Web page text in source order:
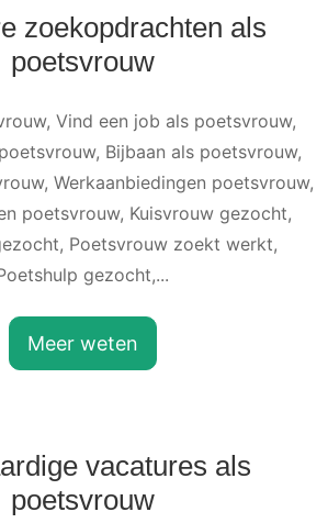
zoekopdrachten als
poetsvrouw
Vind een job als poetsvrouw,
Bijbaan als poetsvrouw,
Werkaanbiedingen poetsvrouw,
poetsvrouw, Kuisvrouw gezocht,
Poetsvrouw zoekt werkt,
gezocht,...
Meer weten
vacatures als
poetsvrouw